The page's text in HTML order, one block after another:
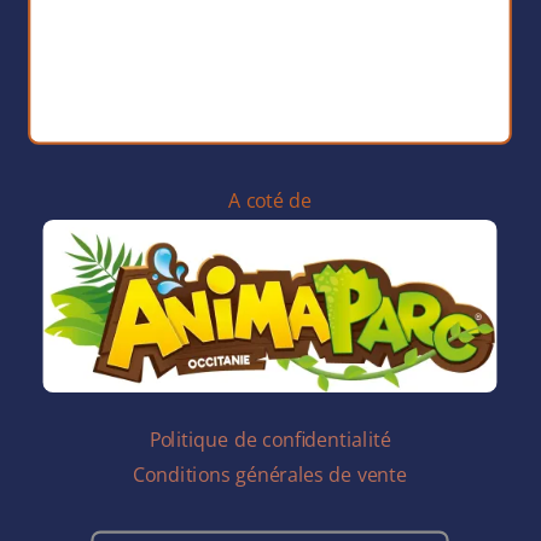
A coté de
Politique de confidentialité
Conditions générales de vente